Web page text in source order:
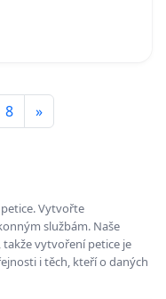
8 »
Vytvořte
službám. Naše
vytvoření petice je
i těch, kteří o daných